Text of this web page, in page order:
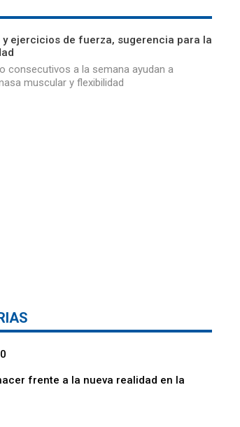
ejercicios de fuerza, sugerencia para la
consecutivos a la semana ayudan a
muscular y flexibilidad
frente a la nueva realidad en la